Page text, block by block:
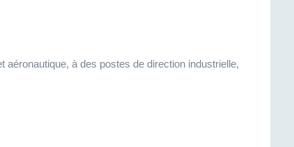
à des postes de direction industrielle,